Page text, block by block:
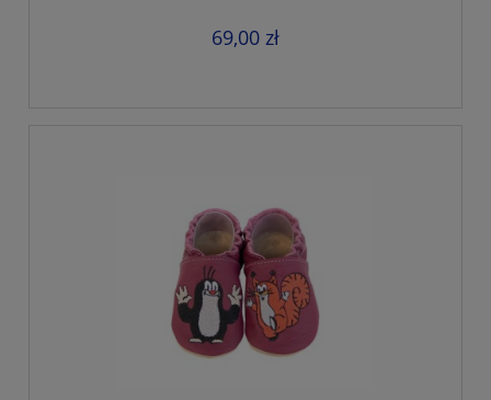
69,00 zł